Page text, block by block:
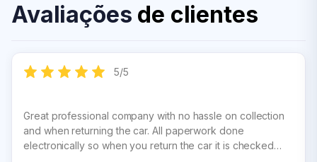
Avaliações de clientes
5/5
Great professional company with no hassle on collection
and when returning the car. All paperwork done
electronically so when you return the car it is checked